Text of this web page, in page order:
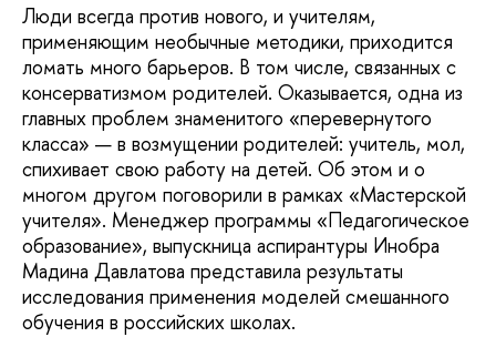
Люди всегда против нового, и учителям,
применяющим необычные методики, приходится
ломать много барьеров. В том числе, связанных с
консерватизмом родителей. Оказывается, одна из
главных проблем знаменитого «перевернутого
класса» — в возмущении родителей: учитель, мол,
спихивает свою работу на детей. Об этом и о
многом другом поговорили в рамках «Мастерской
учителя». Менеджер программы «Педагогическое
образование», выпускница аспирантуры Инобра
Мадина Давлатова представила результаты
исследования применения моделей смешанного
обучения в российских школах.